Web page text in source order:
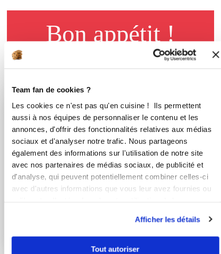
Team fan de cookies ?
Les cookies ce n'est pas qu'en cuisine ! Ils permettent
aussi à nos équipes de personnaliser le contenu et les
annonces, d'offrir des fonctionnalités relatives aux médias
sociaux et d'analyser notre trafic. Nous partageons
également des informations sur l'utilisation de notre site
avec nos partenaires de médias sociaux, de publicité et
d'analyse, qui peuvent potentiellement combiner celles-ci
avec d'autres informations que vous leur avez fournies ou
Afficher les détails
Tout autoriser
Bon appétit !
natachaker
GATEAU
COURGETTE
CHOCOLAT
patricialed56
Far Breton aux
pruneaux